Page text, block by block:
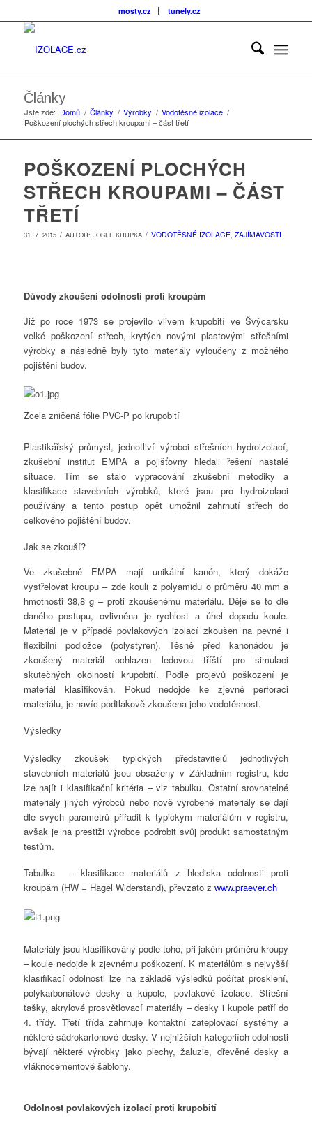
mosty.cz tunely.cz
Články
Jste zde: Domů / Články / Výrobky / Vodotěsné izolace /
Poškození plochých střech kroupami – část třetí
POŠKOZENÍ PLOCHÝCH
STŘECH KROUPAMI – ČÁST
TŘETÍ
31. 7. 2015 / AUTOR: JOSEF KRUPKA / VODOTĚSNÉ IZOLACE, ZAJÍMAVOSTI
Důvody zkoušení odolnosti proti kroupám
Již po roce 1973 se projevilo vlivem krupobití ve Švýcarsku
velké poškození střech, krytých novými plastovými střešními
výrobky a následně byly tyto materiály vyloučeny z možného
pojištění budov.
Zcela zničená fólie PVC-P po krupobití
Plastikářský průmysl, jednotliví výrobci střešních hydroizolací,
zkušební institut EMPA a pojišťovny hledali řešení nastalé
situace. Tím se stalo vypracování zkušební metodiky a
klasifikace stavebních výrobků, které jsou pro hydroizolaci
používány a tento postup opět umožnil zahrnutí střech do
celkového pojištění budov.
Jak se zkouší?
Ve zkušebně EMPA mají unikátní kanón, který dokáže
vystřelovat kroupu – zde kouli z polyamidu o průměru 40 mm a
hmotnosti 38,8 g – proti zkoušenému materiálu. Děje se to dle
daného postupu, ovlivněna je rychlost a úhel dopadu koule.
Materiál je v případě povlakových izolací zkoušen na pevné i
flexibilní podložce (polystyren). Těsně před kanonádou je
zkoušený materiál ochlazen ledovou tříští pro simulaci
skutečných okolností krupobití. Podle projevů poškození je
materiál klasifikován. Pokud nedojde ke zjevné perforaci
materiálu, je navíc podtlakově zkoušena jeho vodotěsnost.
Výsledky
Výsledky zkoušek typických představitelů jednotlivých
stavebních materiálů jsou obsaženy v Základním registru, kde
lze najít i klasifikační kritéria – viz tabulku. Ostatní srovnatelné
materiály jiných výrobců nebo nově vyrobené materiály se dají
dle svých parametrů přiřadit k typickým materiálům v registru,
avšak je na prestiži výrobce podrobit svůj produkt samostatným
testům.
Tabulka – klasifikace materiálů z hlediska odolnosti proti
kroupám (HW = Hagel Widerstand), převzato z www.praever.ch
Materiály jsou klasifikovány podle toho, při jakém průměru kroupy
– koule nedojde k zjevnému poškození. K materiálům s nejvyšší
klasifikací odolnosti lze na základě výsledků počítat prosklení,
polykarbonátové desky a kupole, povlakové izolace. Střešní
tašky, akrylové prosvětlovací materiály – desky i kupole patří do
4. třídy. Třetí třída zahrnuje kontaktní zateplovací systémy a
některé sádrokartonové desky. V nejnižších kategoriích odolnosti
bývají některé výrobky jako plechy, žaluzie, dřevěné desky a
vláknocementové šablony.
Odolnost povlakových izolací proti krupobití